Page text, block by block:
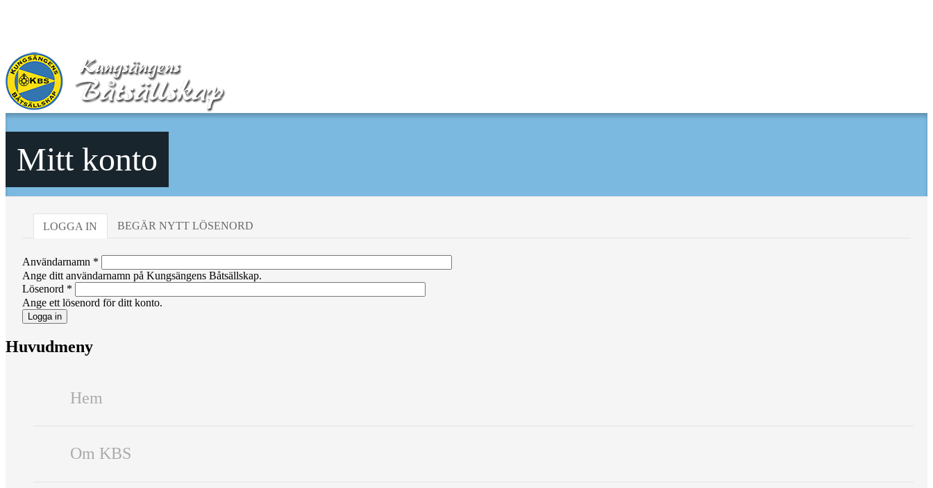
Mitt konto
LOGGA IN (AKTIV FLIK)
BEGÄR NYTT LÖSENORD
Användarnamn *
Ange ditt användarnamn på Kungsängens Båtsällskap.
Lösenord *
Ange ett lösenord för ditt konto.
Huvudmeny
Hem
Om KBS